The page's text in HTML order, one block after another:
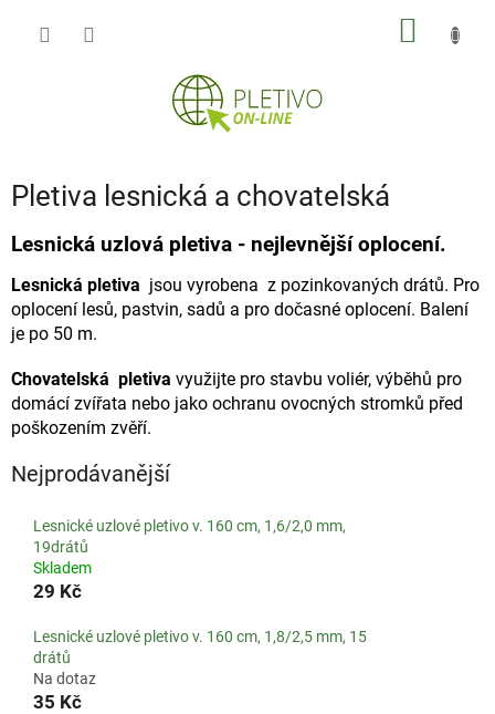
Pletiva lesnická a chovatelská
Lesnická uzlová pletiva - nejlevnější oplocení.
Lesnická pletiva jsou vyrobena z pozinkovaných drátů. Pro
oplocení lesů, pastvin, sadů a pro dočasné oplocení. Balení
je po 50 m.
Chovatelská pletiva využijte pro stavbu voliér, výběhů pro
domácí zvířata nebo jako ochranu ovocných stromků před
poškozením zvěří.
Nejprodávanější
Lesnické uzlové pletivo v. 160 cm, 1,6/2,0 mm,
19drátů
Skladem
29 Kč
Lesnické uzlové pletivo v. 160 cm, 1,8/2,5 mm, 15
drátů
Na dotaz
35 Kč